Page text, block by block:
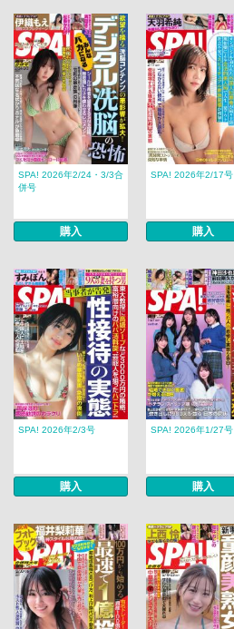
SPA! 2026年2/24・3/3合
併号
購入
SPA! 2026年2/17号
購入
SPA! 2026年2/3号
購入
SPA! 2026年1/27号
購入